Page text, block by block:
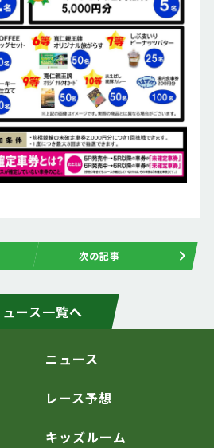
次の記事
ース一覧へ
ニュース
レース予想
キッズルーム